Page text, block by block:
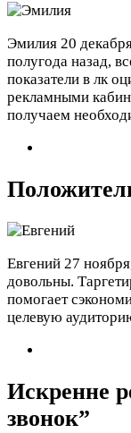
Эмилия 20
полугода назад,
показатели в лк
рекламными
получаем
Евгений 27
довольны.
помогает
целевую
Искренне
звонок”